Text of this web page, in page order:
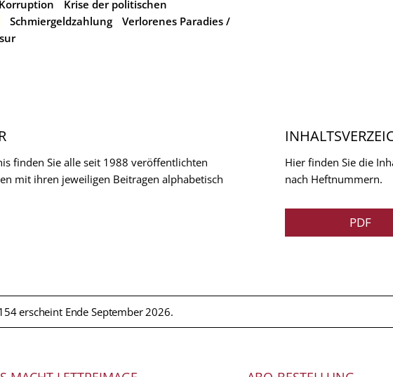
Korruption
Krise der politischen
Schmiergeldzahlung
Verlorenes Paradies /
finden Sie alle seit 1988 veröffentlichten
mit ihren jeweiligen Beitragen alphabetisch
Hier finden Sie die
nach Heftnummern.
PDF
erscheint Ende September 2026.